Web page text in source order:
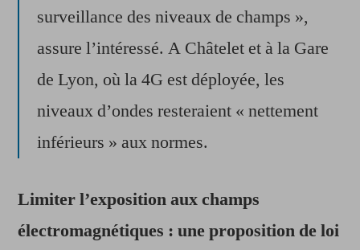
surveillance des niveaux de champs »,
assure l’intéressé. A Châtelet et à la Gare
de Lyon, où la 4G est déployée, les
niveaux d’ondes resteraient « nettement
inférieurs » aux normes.
Limiter l’exposition aux champs
électromagnétiques : une proposition de loi